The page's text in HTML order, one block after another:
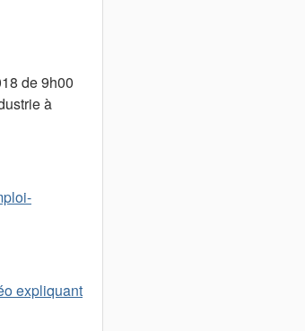
de 9h00
à
expliquant